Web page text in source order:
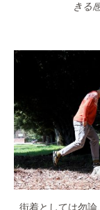
きる
街着としては勿